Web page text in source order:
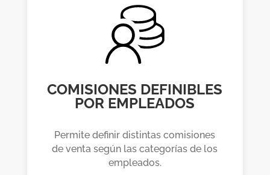
COMISIONES DEFINIBLES
POR EMPLEADOS
Permite definir distintas comisiones
de venta según las categorías de los
empleados.